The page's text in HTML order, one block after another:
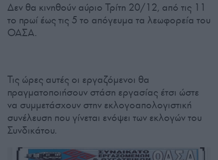
Δεν θα κινηθούν αύριο Τρίτη 20/12, από τις 11
το πρωί έως τις 5 το απόγευμα τα λεωφορεία του
ΟΑΣΑ.
Τις ώρες αυτές οι εργαζόμενοι θα
πραγματοποιήσουν στάση εργασίας έτσι ώστε
να συμμετάσχουν στην εκλογοαπολογιστική
συνέλευση που γίνεται ενόψει των εκλογών του
Συνδικάτου.